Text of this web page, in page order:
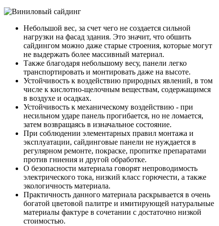
Небольшой вес, за счет чего не создается сильной
нагрузки на фасад здания. Это значит, что обшить
сайдингом можно даже старые строения, которые могут
не выдержать более массивный материал.
Также благодаря небольшому весу, панели легко
транспортировать и монтировать даже на высоте.
Устойчивость к воздействию природных явлений, в том
числе к кислотно-щелочным веществам, содержащимся
в воздухе и осадках.
Устойчивость к механическому воздействию - при
несильном ударе панель прогибается, но не ломается,
затем возвращаясь в изначальное состояние.
При соблюдении элементарных правил монтажа и
эксплуатации, сайдинговые панели не нуждается в
регулярном ремонте, покраске, пропитке препаратами
против гниения и другой обработке.
О безопасности материала говорят непроводимость
электрического тока, низкий класс горючести, а также
экологичность материала.
Практичность данного материала раскрывается в очень
богатой цветовой палитре и имитирующей натуральные
материалы фактуре в сочетании с достаточно низкой
стоимостью.